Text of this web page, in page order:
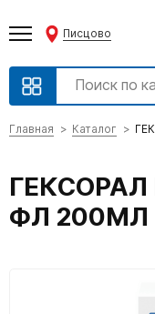
Писцово
Главная Каталог
ГЕКСОРАЛ
ФЛ 200МЛ